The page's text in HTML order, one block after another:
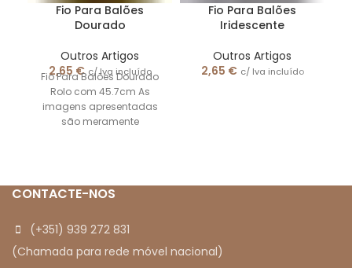
Fio Para Balões
Dourado
Outros Artigos
2,65 € c/ Iva incluído
Fio Para Balões Dourado
Rolo com 45.7cm As
imagens apresentadas
são meramente
Fio Para Balões
Iridescente
Outros Artigos
2,65 € c/ Iva incluído
CONTACTE-NOS
(+351) 939 272 831
(Chamada para rede móvel nacional)